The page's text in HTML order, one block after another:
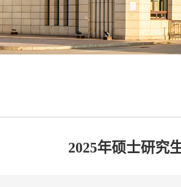
2025年硕士研究